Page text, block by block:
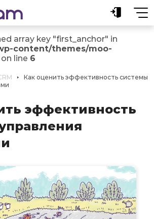
array key "first_anchor" in
content/themes/moo-
on line 6
Как оценить эффективность системы
эффективность